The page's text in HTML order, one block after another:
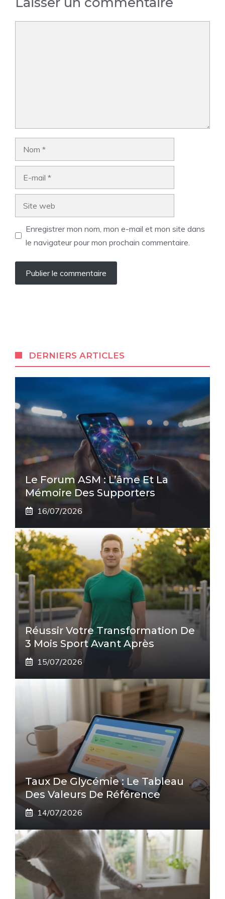
Enregistrer mon nom, mon e-mail et mon site dans
le navigateur pour mon prochain commentaire.
DERNIERS ARTICLES
Le Forum ASM : L’âme Et La
Mémoire Des Supporters
16/07/2026
Réussir Votre Transformation De
3 Mois Sport Avant Après
15/07/2026
Taux De Glycémie : Le Tableau
Des Valeurs De Référence
14/07/2026